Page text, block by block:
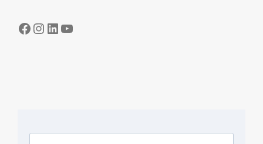
Facebook
Instagram
LinkedIn
YouTube